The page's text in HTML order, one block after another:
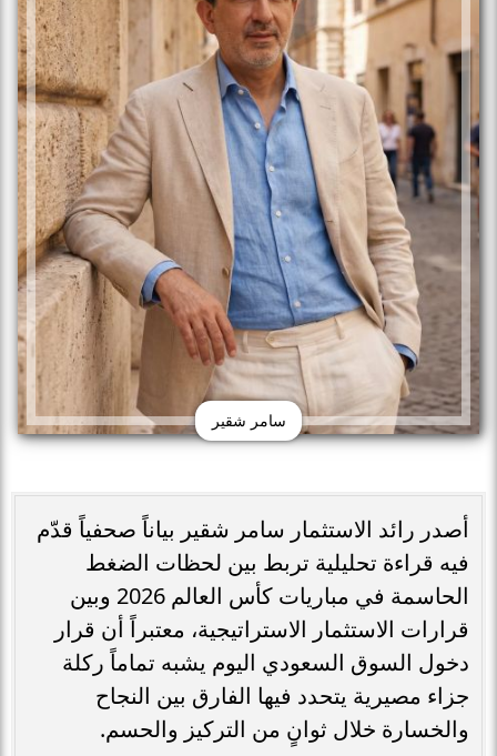
سامر شقير
أصدر رائد الاستثمار سامر شقير بياناً صحفياً قدّم
فيه قراءة تحليلية تربط بين لحظات الضغط
الحاسمة في مباريات كأس العالم 2026 وبين
قرارات الاستثمار الاستراتيجية، معتبراً أن قرار
دخول السوق السعودي اليوم يشبه تماماً ركلة
جزاء مصيرية يتحدد فيها الفارق بين النجاح
والخسارة خلال ثوانٍ من التركيز والحسم.